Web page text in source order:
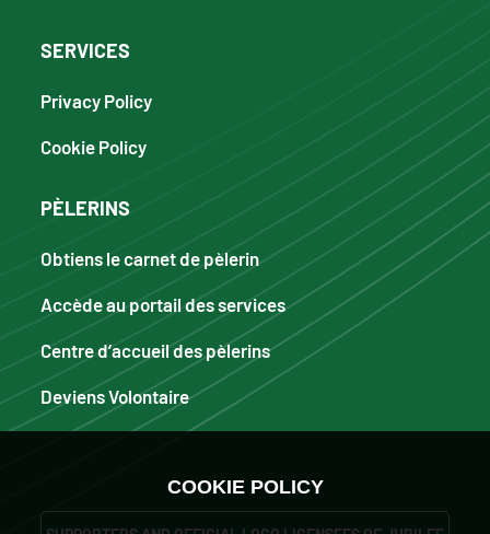
SERVICES
Privacy Policy
Cookie Policy
PÈLERINS
Obtiens le carnet de pèlerin
Accède au portail des services
Centre d’accueil des pèlerins
Deviens Volontaire
COOKIE POLICY